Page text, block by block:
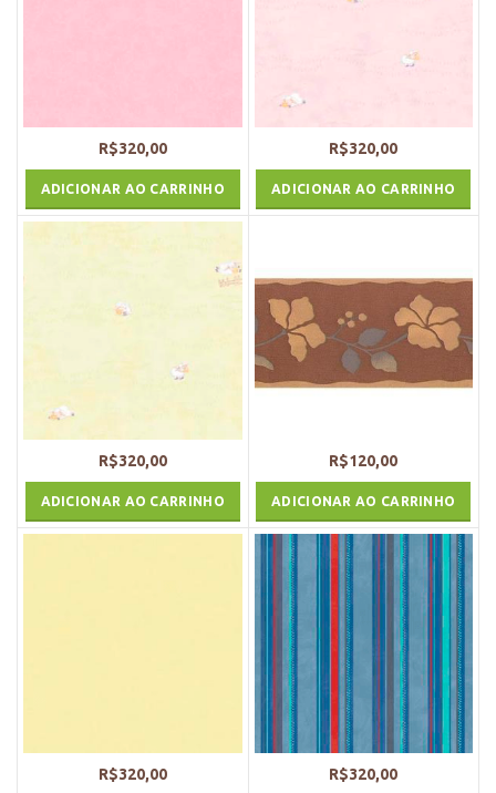
R$320,00
ADICIONAR AO CARRINHO
R$320,00
ADICIONAR AO CARRINHO
R$320,00
ADICIONAR AO CARRINHO
R$120,00
ADICIONAR AO CARRINHO
R$320,00 R$320,00